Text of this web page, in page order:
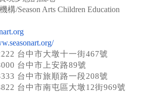
構/Season Arts Children Education
台中市大墩十一街467號
台中市上安路89號
台中市旅順路一段208號
台中市南屯區大墩12街969號